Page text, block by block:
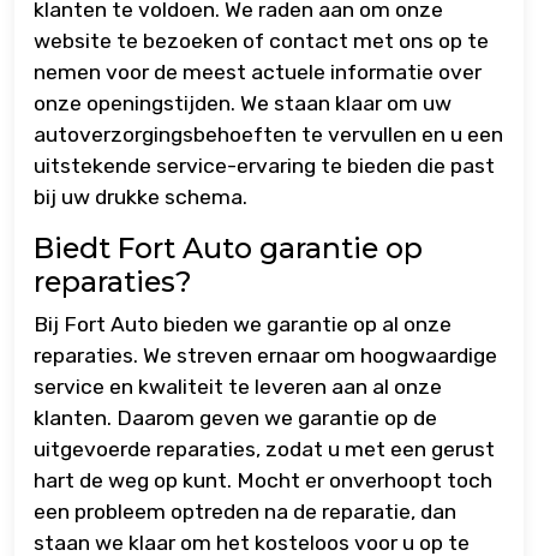
klanten te voldoen. We raden aan om onze
website te bezoeken of contact met ons op te
nemen voor de meest actuele informatie over
onze openingstijden. We staan klaar om uw
autoverzorgingsbehoeften te vervullen en u een
uitstekende service-ervaring te bieden die past
bij uw drukke schema.
Biedt Fort Auto garantie op
reparaties?
Bij Fort Auto bieden we garantie op al onze
reparaties. We streven ernaar om hoogwaardige
service en kwaliteit te leveren aan al onze
klanten. Daarom geven we garantie op de
uitgevoerde reparaties, zodat u met een gerust
hart de weg op kunt. Mocht er onverhoopt toch
een probleem optreden na de reparatie, dan
staan we klaar om het kosteloos voor u op te